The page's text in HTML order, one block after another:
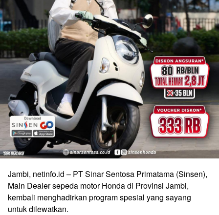
Jambi, netinfo.id – PT Sinar Sentosa Primatama (Sinsen),
Main Dealer sepeda motor Honda di Provinsi Jambi,
kembali menghadirkan program spesial yang sayang
untuk dilewatkan.